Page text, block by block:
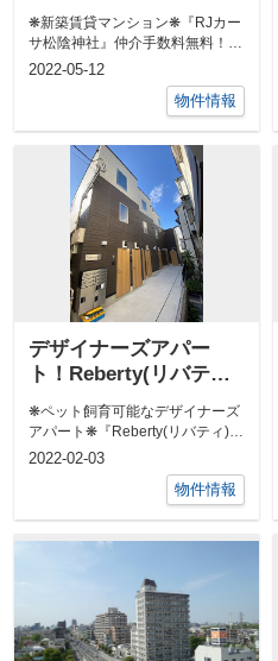
❋新築賃貸マンション❋『RJカー
サ松陰神社』仲介手数料無料！
東急世田谷線「松陰神社前」駅
2022-05-12
物件情報
デザイナーズアパー
ト！Reberty(リバティ)
目黒南
❋ペット飼育可能なデザイナーズ
アパート❋『Reberty(リバティ)目
黒南』仲介手数料無料！東急目
2022-02-03
物件情報